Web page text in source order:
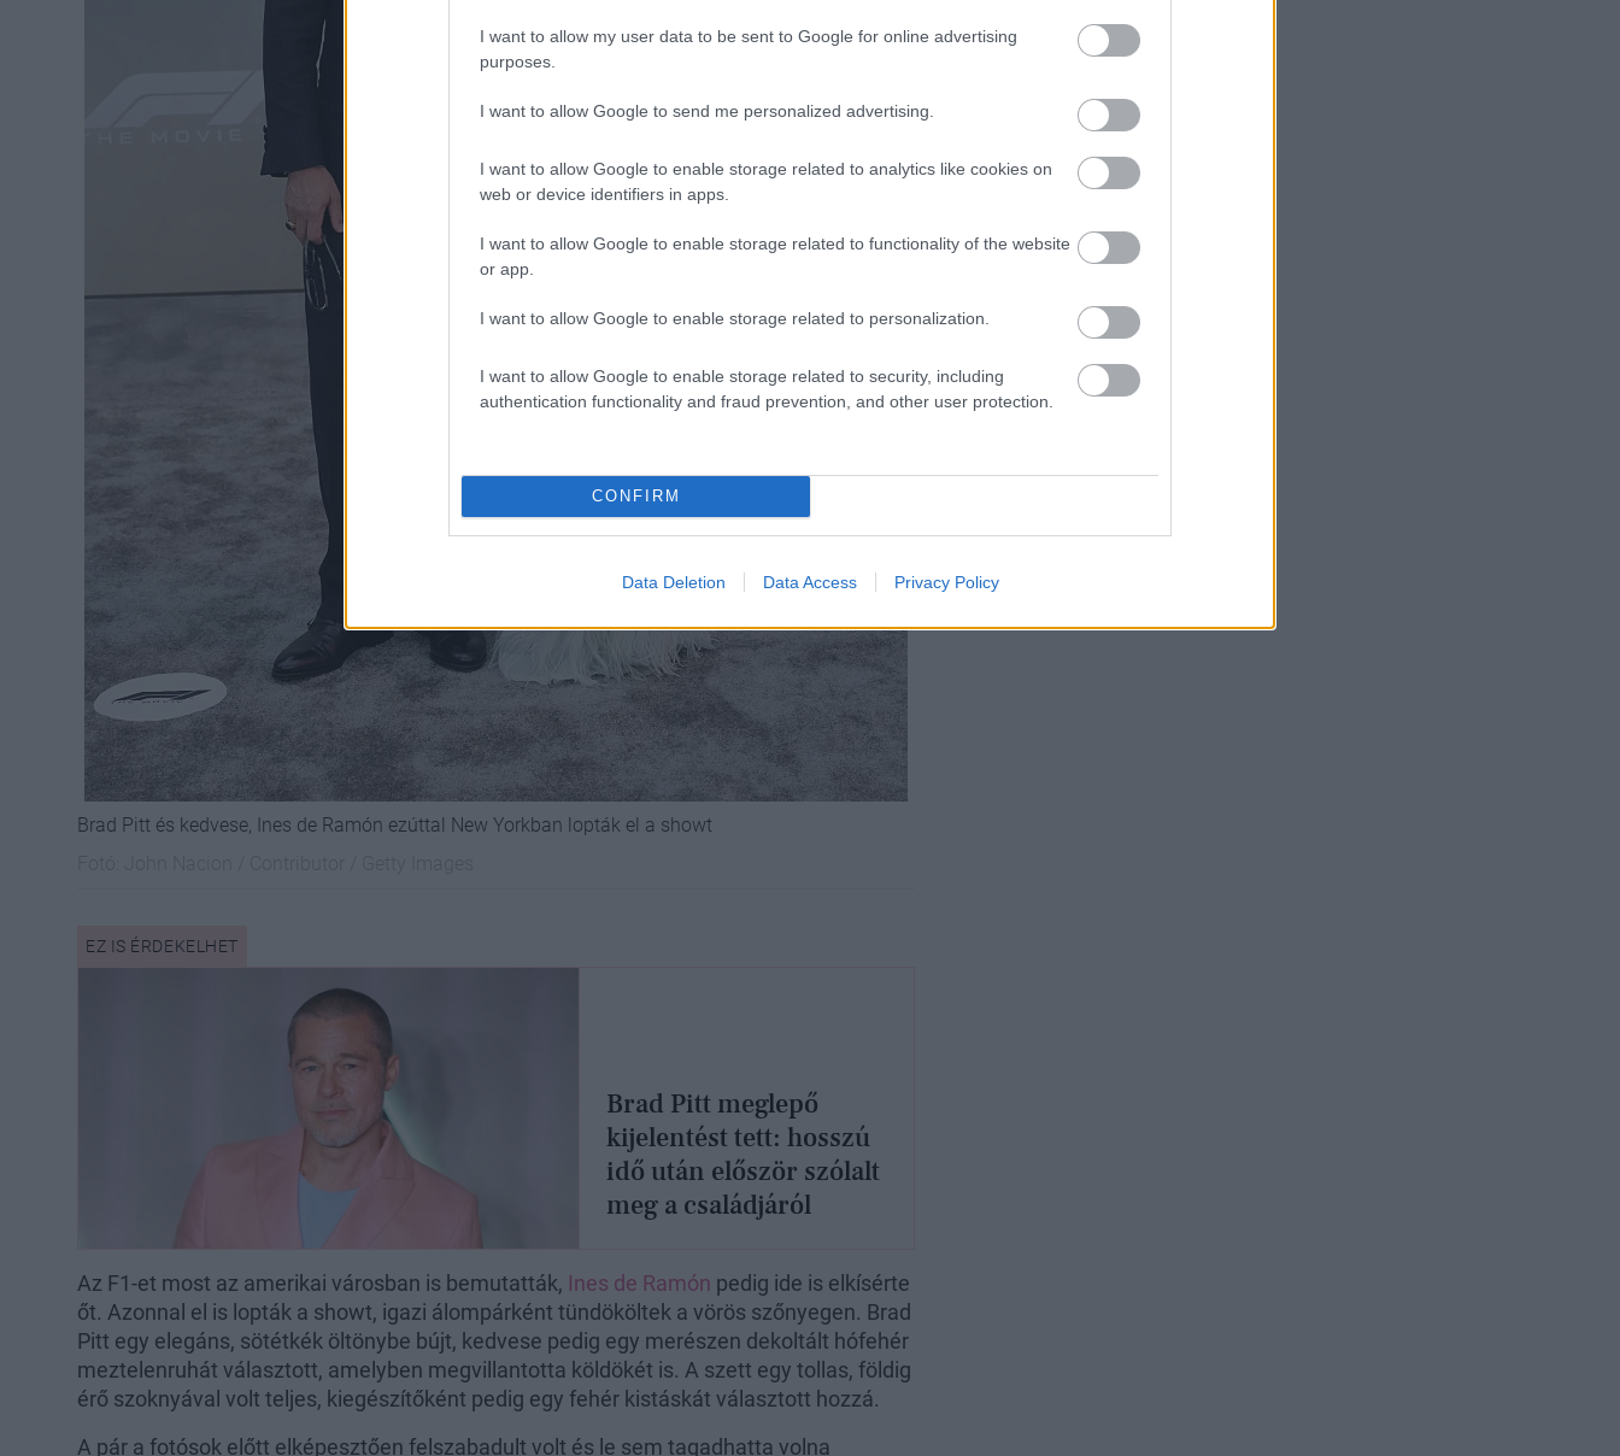
I want to allow my user data to be sent to Google for online advertising
purposes.
I want to allow Google to send me personalized advertising.
I want to allow Google to enable storage related to analytics like cookies on
web or device identifiers in apps.
I want to allow Google to enable storage related to functionality of the website
or app.
I want to allow Google to enable storage related to personalization.
I want to allow Google to enable storage related to security, including
authentication functionality and fraud prevention, and other user protection.
CONFIRM
Data Deletion Data Access Privacy Policy
Brad Pitt és kedvese, Ines de Ramón ezúttal New Yorkban lopták el a showt
Brad Pitt meglepő
kijelentést tett: hosszú
idő után először szólalt
meg a családjáról
Az F1-et most az amerikai városban is bemutatták, Ines de Ramón pedig ide is elkísérte
őt. Azonnal el is lopták a showt, igazi álompárként tündököltek a vörös szőnyegen. Brad
Pitt egy elegáns, sötétkék öltönybe bújt, kedvese pedig egy merészen dekoltált hófehér
meztelenruhát választott, amelyben megvillantotta köldökét is. A szett egy tollas, földig
érő szoknyával volt teljes, kiegészítőként pedig egy fehér kistáskát választott hozzá.
A pár a fotósok előtt elképesztően felszabadult volt és le sem tagadhatta volna